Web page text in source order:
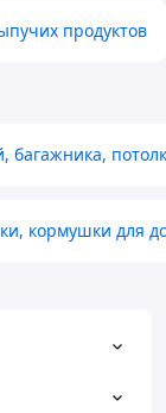
продуктов
кормушки для